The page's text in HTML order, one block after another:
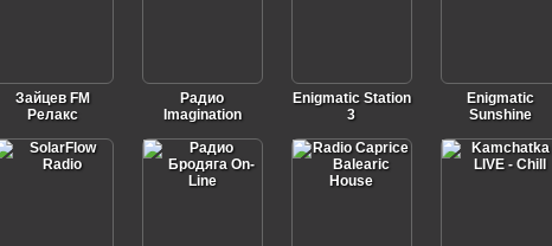
Зайцев FM
Релакс
Радио
Imagination
Enigmatic Station
3
Enigmatic
Sunshine